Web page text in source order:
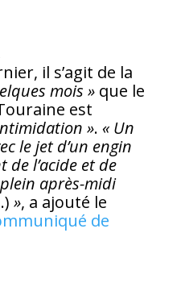
il s’agit de la
mois »que le
est
». « Un
le jet d’un engin
l’acide et de
après-midi
», a ajouté le
de